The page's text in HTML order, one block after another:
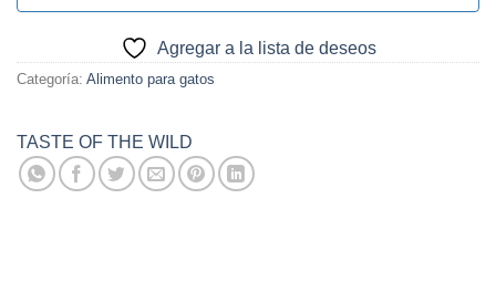
Agregar a la lista de deseos
Categoría: Alimento para gatos
TASTE OF THE WILD